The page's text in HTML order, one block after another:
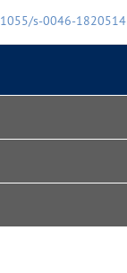
s-0046-1820514